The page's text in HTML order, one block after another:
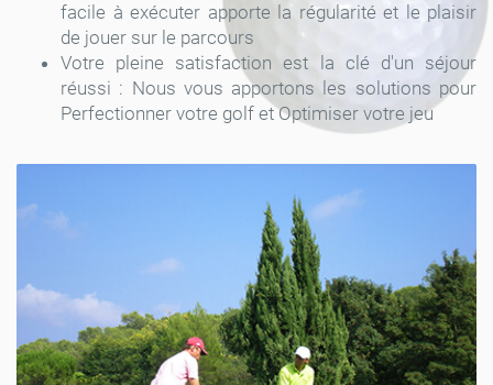
facile à exécuter apporte la régularité et le plaisir
de jouer sur le parcours
Votre pleine satisfaction est la clé d'un séjour
réussi : Nous vous apportons les solutions pour
Perfectionner votre golf et Optimiser votre jeu